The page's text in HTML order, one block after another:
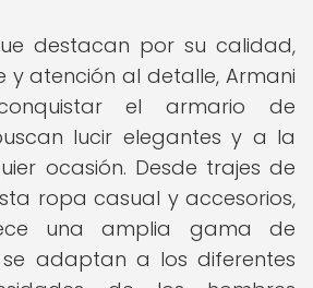
destacan por su calidad,
y atención al detalle, Armani
el armario de
lucir elegantes y a la
ocasión. Desde trajes de
ropa casual y accesorios,
una amplia gama de
adaptan a los diferentes